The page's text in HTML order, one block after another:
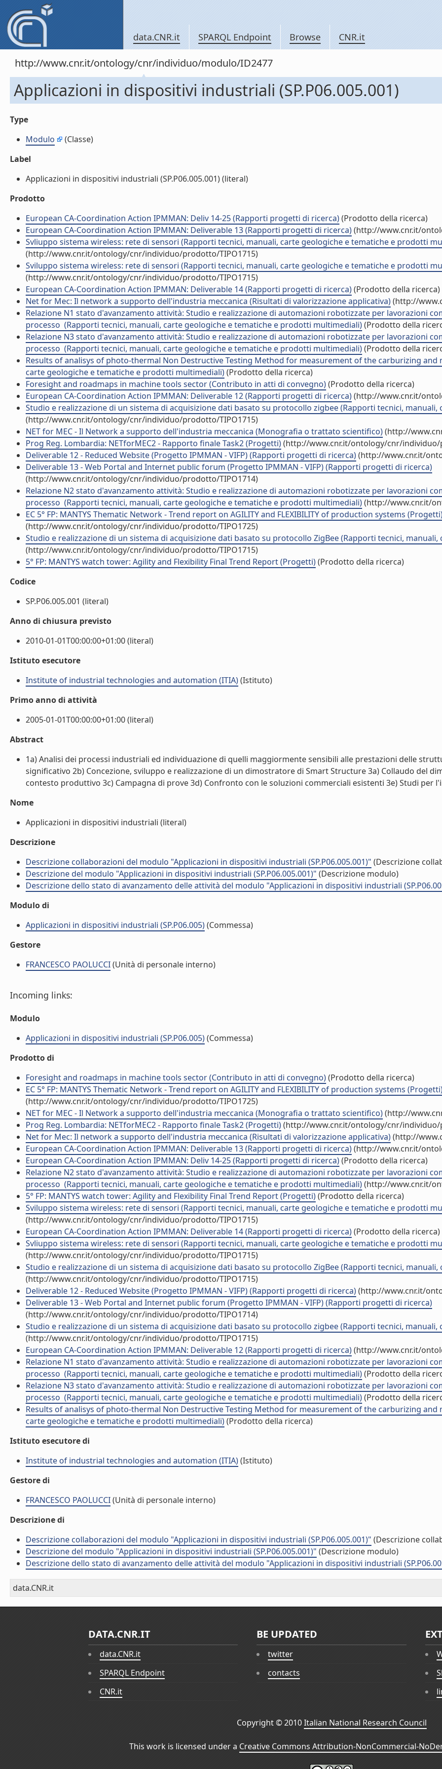
data.CNR.it SPARQL Endpoint Browse CNR.it
http://www.cnr.it/ontology/cnr/individuo/modulo/ID2477
Applicazioni in dispositivi industriali (SP.P06.005.001)
Type
Modulo
(Classe)
Label
Applicazioni in dispositivi industriali (SP.P06.005.001) (literal)
Prodotto
European CA-Coordination Action IPMMAN: Deliv 14-25 (Rapporti progetti di ricerca)(Prodotto della ricerca)
European CA-Coordination Action IPMMAN: Deliverable 13 (Rapporti progetti di ricerca)(http://www.cnr.it/
Svliuppo sistema wireless: rete di sensori (Rapporti tecnici, manuali, carte geologiche e tematiche e prodotti
(http://www.cnr.it/ontology/cnr/individuo/prodotto/TIPO1715)
Sviluppo sistema wireless: rete di sensori (Rapporti tecnici, manuali, carte geologiche e tematiche e prodotti
(http://www.cnr.it/ontology/cnr/individuo/prodotto/TIPO1715)
European CA-Coordination Action IPMMAN: Deliverable 14 (Rapporti progetti di ricerca)(Prodotto della ricerca)
Net for Mec: Il network a supporto dell'industria meccanica (Risultati di valorizzazione applicativa)(http://
Relazione N1 stato d'avanzamento attività: Studio e realizzazione di automazioni robotizzate per lavorazioni
processo  (Rapporti tecnici, manuali, carte geologiche e tematiche e prodotti multimediali)(Prodotto della
Relazione N3 stato d'avanzamento attività: Studio e realizzazione di automazioni robotizzate per lavorazioni
processo  (Rapporti tecnici, manuali, carte geologiche e tematiche e prodotti multimediali)(Prodotto della
Results of analisys of photo-thermal Non Destructive Testing Method for measurement of the carburizing
carte geologiche e tematiche e prodotti multimediali)(Prodotto della ricerca)
Foresight and roadmaps in machine tools sector (Contributo in atti di convegno)(Prodotto della ricerca)
European CA-Coordination Action IPMMAN: Deliverable 12 (Rapporti progetti di ricerca)(http://www.cnr.it/
Studio e realizzazione di un sistema di acquisizione dati basato su protocollo zigbee (Rapporti tecnici,
(http://www.cnr.it/ontology/cnr/individuo/prodotto/TIPO1715)
NET for MEC - Il Network a supporto dell'industria meccanica (Monografia o trattato scientifico)(http://
Prog Reg. Lombardia: NETforMEC2 - Rapporto finale Task2 (Progetti)(http://www.cnr.it/ontology/cnr/individuo/
Deliverable 12 - Reduced Website (Progetto IPMMAN - VIFP) (Rapporti progetti di ricerca)(http://www.cnr.it/
Deliverable 13 - Web Portal and Internet public forum (Progetto IPMMAN - VIFP) (Rapporti progetti di ricerca)
(http://www.cnr.it/ontology/cnr/individuo/prodotto/TIPO1714)
Relazione N2 stato d'avanzamento attività: Studio e realizzazione di automazioni robotizzate per lavorazioni
processo  (Rapporti tecnici, manuali, carte geologiche e tematiche e prodotti multimediali)(http://www.cnr.it/
EC 5° FP: MANTYS Thematic Network - Trend report on AGILITY and FLEXIBILITY of production systems
(http://www.cnr.it/ontology/cnr/individuo/prodotto/TIPO1725)
Studio e realizzazione di un sistema di acquisizione dati basato su protocollo ZigBee (Rapporti tecnici,
(http://www.cnr.it/ontology/cnr/individuo/prodotto/TIPO1715)
5° FP: MANTYS watch tower: Agility and Flexibility Final Trend Report (Progetti)(Prodotto della ricerca)
Codice
SP.P06.005.001 (literal)
Anno di chiusura previsto
2010-01-01T00:00:00+01:00 (literal)
Istituto esecutore
Institute of industrial technologies and automation (ITIA)(Istituto)
Primo anno di attività
2005-01-01T00:00:00+01:00 (literal)
Abstract
1a) Analisi dei processi industriali ed individuazione di quelli maggiormente sensibili alle prestazioni delle
significativo 2b) Concezione, sviluppo e realizzazione di un dimostratore di Smart Structure 3a) Collaudo del
contesto produttivo 3c) Campagna di prove 3d) Confronto con le soluzioni commerciali esistenti 3e) Studi per
Nome
Applicazioni in dispositivi industriali (literal)
Descrizione
Descrizione collaborazioni del modulo "Applicazioni in dispositivi industriali (SP.P06.005.001)" (Descrizione
Descrizione del modulo "Applicazioni in dispositivi industriali (SP.P06.005.001)" (Descrizione modulo)
Descrizione dello stato di avanzamento delle attività del modulo "Applicazioni in dispositivi industriali
Modulo di
Applicazioni in dispositivi industriali (SP.P06.005)(Commessa)
Gestore
FRANCESCO PAOLUCCI(Unità di personale interno)
Incoming links:
Modulo
Applicazioni in dispositivi industriali (SP.P06.005)(Commessa)
Prodotto di
Foresight and roadmaps in machine tools sector (Contributo in atti di convegno)(Prodotto della ricerca)
EC 5° FP: MANTYS Thematic Network - Trend report on AGILITY and FLEXIBILITY of production systems
(http://www.cnr.it/ontology/cnr/individuo/prodotto/TIPO1725)
NET for MEC - Il Network a supporto dell'industria meccanica (Monografia o trattato scientifico)(http://
Prog Reg. Lombardia: NETforMEC2 - Rapporto finale Task2 (Progetti)(http://www.cnr.it/ontology/cnr/individuo/
Net for Mec: Il network a supporto dell'industria meccanica (Risultati di valorizzazione applicativa)(http://
European CA-Coordination Action IPMMAN: Deliverable 13 (Rapporti progetti di ricerca)(http://www.cnr.it/
European CA-Coordination Action IPMMAN: Deliv 14-25 (Rapporti progetti di ricerca)(Prodotto della ricerca)
Relazione N2 stato d'avanzamento attività: Studio e realizzazione di automazioni robotizzate per lavorazioni
processo  (Rapporti tecnici, manuali, carte geologiche e tematiche e prodotti multimediali)(http://www.cnr.it/
5° FP: MANTYS watch tower: Agility and Flexibility Final Trend Report (Progetti)(Prodotto della ricerca)
Sviluppo sistema wireless: rete di sensori (Rapporti tecnici, manuali, carte geologiche e tematiche e prodotti
(http://www.cnr.it/ontology/cnr/individuo/prodotto/TIPO1715)
European CA-Coordination Action IPMMAN: Deliverable 14 (Rapporti progetti di ricerca)(Prodotto della ricerca)
Svliuppo sistema wireless: rete di sensori (Rapporti tecnici, manuali, carte geologiche e tematiche e prodotti
(http://www.cnr.it/ontology/cnr/individuo/prodotto/TIPO1715)
Studio e realizzazione di un sistema di acquisizione dati basato su protocollo ZigBee (Rapporti tecnici,
(http://www.cnr.it/ontology/cnr/individuo/prodotto/TIPO1715)
Deliverable 12 - Reduced Website (Progetto IPMMAN - VIFP) (Rapporti progetti di ricerca)(http://www.cnr.it/
Deliverable 13 - Web Portal and Internet public forum (Progetto IPMMAN - VIFP) (Rapporti progetti di ricerca)
(http://www.cnr.it/ontology/cnr/individuo/prodotto/TIPO1714)
Studio e realizzazione di un sistema di acquisizione dati basato su protocollo zigbee (Rapporti tecnici,
(http://www.cnr.it/ontology/cnr/individuo/prodotto/TIPO1715)
European CA-Coordination Action IPMMAN: Deliverable 12 (Rapporti progetti di ricerca)(http://www.cnr.it/
Relazione N1 stato d'avanzamento attività: Studio e realizzazione di automazioni robotizzate per lavorazioni
processo  (Rapporti tecnici, manuali, carte geologiche e tematiche e prodotti multimediali)(Prodotto della
Relazione N3 stato d'avanzamento attività: Studio e realizzazione di automazioni robotizzate per lavorazioni
processo  (Rapporti tecnici, manuali, carte geologiche e tematiche e prodotti multimediali)(Prodotto della
Results of analisys of photo-thermal Non Destructive Testing Method for measurement of the carburizing
carte geologiche e tematiche e prodotti multimediali)(Prodotto della ricerca)
Istituto esecutore di
Institute of industrial technologies and automation (ITIA)(Istituto)
Gestore di
FRANCESCO PAOLUCCI(Unità di personale interno)
Descrizione di
Descrizione collaborazioni del modulo "Applicazioni in dispositivi industriali (SP.P06.005.001)" (Descrizione
Descrizione del modulo "Applicazioni in dispositivi industriali (SP.P06.005.001)" (Descrizione modulo)
Descrizione dello stato di avanzamento delle attività del modulo "Applicazioni in dispositivi industriali
data.CNR.it
DATA.CNR.IT
data.CNR.it
SPARQL Endpoint
CNR.it
BE UPDATED
twitter
contacts
Copyright © 2010Italian National Research Council
This work is licensed under a Creative Commons Attribution-NonCommercial-